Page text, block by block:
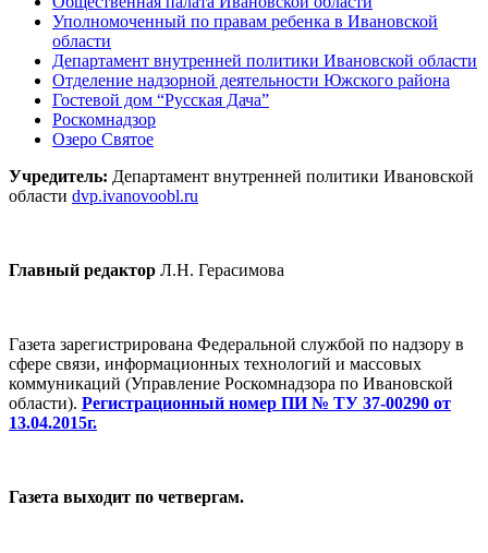
Уполномоченный по правам ребенка в Ивановской
области
Департамент внутренней политики Ивановской области
Отделение надзорной деятельности Южского района
Гостевой дом “Русская Дача”
Роскомнадзор
Озеро Святое
Учредитель: Департамент внутренней политики Ивановской
области dvp.ivanovoobl.ru
Главный редактор Л.Н. Герасимова
Газета зарегистрирована Федеральной службой по надзору в
сфере связи, информационных технологий и массовых
коммуникаций (Управление Роскомнадзора по Ивановской
области). Регистрационный номер ПИ № ТУ 37-00290 от
13.04.2015г.
Газета выходит по четвергам.